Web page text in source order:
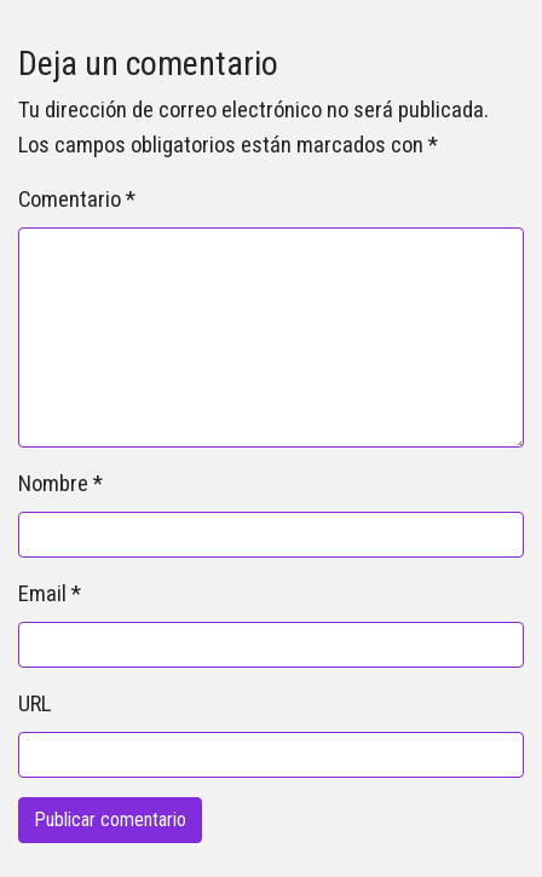
Deja un comentario
Tu dirección de correo electrónico no será publicada.
Los campos obligatorios están marcados con *
Comentario*
Nombre *
Email *
URL